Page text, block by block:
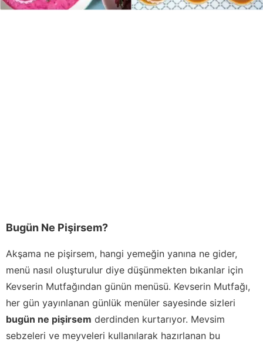
Bugün Ne Pişirsem?
Akşama ne pişirsem, hangi yemeğin yanına ne gider,
menü nasıl oluşturulur diye düşünmekten bıkanlar için
Kevserin Mutfağından günün menüsü. Kevserin Mutfağı,
her gün yayınlanan günlük menüler sayesinde sizleri
bugün ne pişirsem derdinden kurtarıyor. Mevsim
sebzeleri ve meyveleri kullanılarak hazırlanan bu